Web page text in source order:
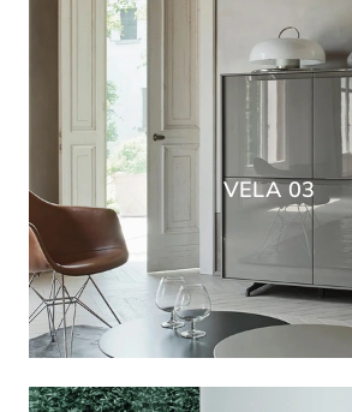
VELA 03